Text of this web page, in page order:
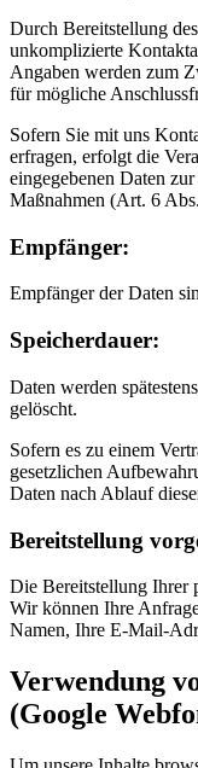
Durch Bereitstellung
unkomplizierte
Angaben werden zum
für mögliche
Sofern Sie mit uns
erfragen, erfolgt die
eingegebenen Daten
Maßnahmen (Art. 6
Empfänger:
Empfänger der Daten
Speicherdauer:
Daten werden
gelöscht.
Sofern es zu einem
gesetzlichen
Daten nach Ablauf
Bereitstellung
Die Bereitstellung Ihrer
Wir können Ihre
Namen, Ihre E-Mail-
Verwendung
(Google